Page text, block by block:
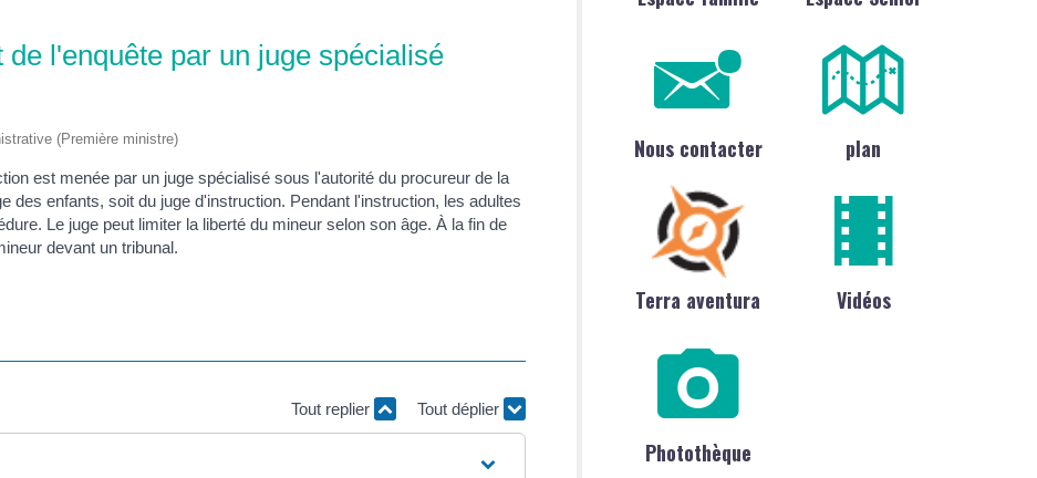
l'enquête par un juge spécialisé
(Première ministre)
est menée par un juge spécialisé sous l'autorité du procureur de la
des enfants, soit du juge d'instruction. Pendant l'instruction, les adultes
Le juge peut limiter la liberté du mineur selon son âge. À la fin de
devant un tribunal.
Tout replier Tout déplier
Nous contacter plan
Terra aventura Vidéos
Photothèque